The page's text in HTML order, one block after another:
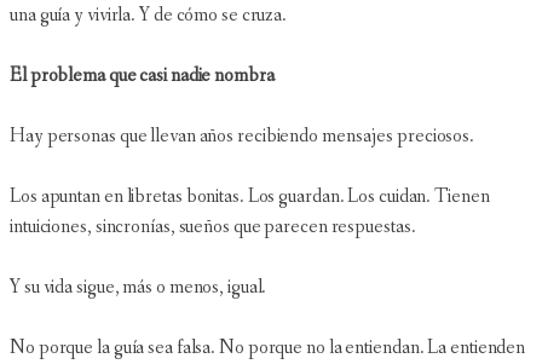
una guía y vivirla. Y de cómo se cruza.
El problema que casi nadie nombra
Hay personas que llevan años recibiendo mensajes preciosos.
Los apuntan en libretas bonitas. Los guardan. Los cuidan. Tienen
intuiciones, sincronías, sueños que parecen respuestas.
Y su vida sigue, más o menos, igual.
No porque la guía sea falsa. No porque no la entiendan. La entienden